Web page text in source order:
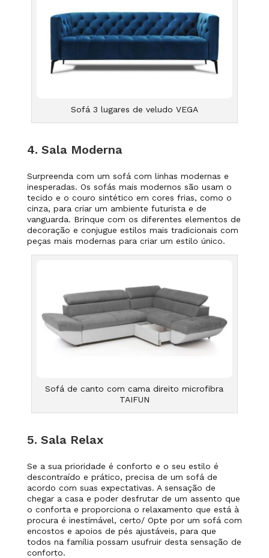
Sofá 3 lugares de veludo VEGA
4. Sala Moderna
Surpreenda com um sofá com linhas modernas e
inesperadas. Os sofás mais modernos são usam o
tecido e o couro sintético em cores frias, como o
cinza, para criar um ambiente futurista e de
vanguarda. Brinque com os diferentes elementos de
decoração e conjugue estilos mais tradicionais com
peças mais modernas para criar um estilo único.
Sofá de canto com cama direito microfibra
TAIFUN
5. Sala Relax
Se a sua prioridade é conforto e o seu estilo é
descontraído e prático, precisa de um sofá de
acordo com suas expectativas. A sensação de
chegar a casa e poder desfrutar de um assento que
o conforta e proporciona o relaxamento que está à
procura é inestimável, certo/ Opte por um sofá com
encostos e apoios de pés ajustáveis, para que
todos na família possam usufruir desta sensação de
conforto.